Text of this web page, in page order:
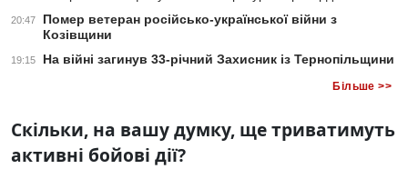
20:47
Помер ветеран російсько-української війни з
Козівщини
19:15 На війні загинув 33-річний Захисник із Тернопільщини
Більше >>
Скільки, на вашу думку, ще триватимуть
активні бойові дії?